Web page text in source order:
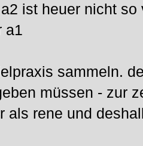
ist heuer nicht
a1
sammeln.
müssen - zur
als rene und